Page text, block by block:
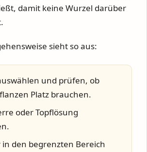
damit keine Wurzel darüber
sieht so aus:
und prüfen, ob
Platz brauchen.
oder Topflösung
den begrenzten Bereich